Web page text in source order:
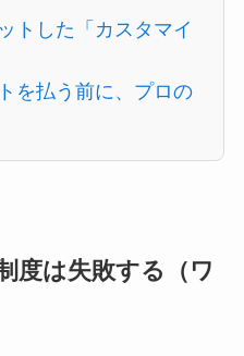
トした「カスタマイ
を払う前に、プロの
度は失敗する（ワ